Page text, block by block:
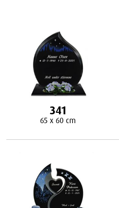
341
65 x 60 cm